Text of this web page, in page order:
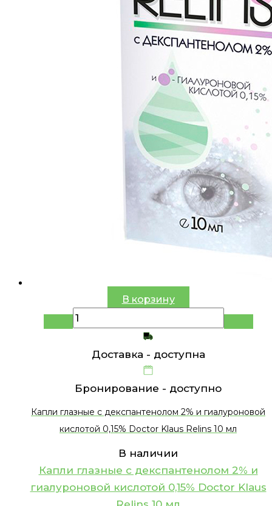
В корзину
Доставка - доступна
Бронирование - доступно
Капли глазные с декспантенолом 2% и гиалуроновой
кислотой 0,15% Doctor Klaus Relins 10 мл
В наличии
Капли глазные с декспантенолом 2% и
гиалуроновой кислотой 0,15% Doctor Klaus